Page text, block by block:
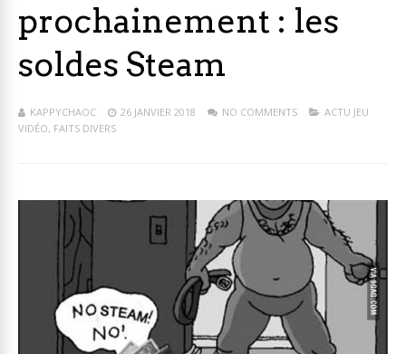
prochainement : les
soldes Steam
KAPPYCHAOC 26 JANVIER 2018 NO COMMENTS
ACTU JEU
VIDÉO, FAITS DIVERS